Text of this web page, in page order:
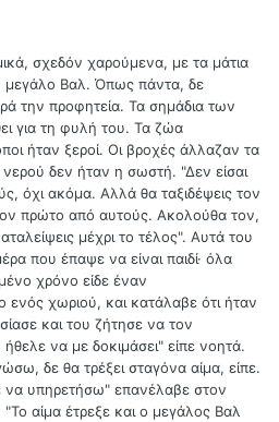
σχεδόν χαρούμενα, με τα μάτια
Βαλ. Όπως πάντα, δε
την προφητεία. Τα σημάδια των
για τη φυλή του. Τα ζώα
ήταν ξεροί. Οι βροχές άλλαζαν τα
δεν ήταν η σωστή. "Δεν είσαι
όχι ακόμα. Αλλά θα ταξιδέψεις τον
πρώτο από αυτούς. Ακολούθα τον,
μέχρι το τέλος". Αυτά του
που έπαψε να είναι παιδί· όλα
χρόνο είδε έναν
ενός χωριού, και κατάλαβε ότι ήταν
και του ζήτησε να τον
να με δοκιμάσει" είπε νοητά.
δε θα τρέξει σταγόνα αίμα, είπε.
υπηρετήσω" επανέλαβε στον
αίμα έτρεξε και ο μεγάλος Βαλ